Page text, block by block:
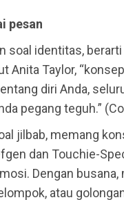
pesan
soal identitas,
Anita Taylor,
diri Anda,
pegang teguh.”
jilbab, memang
dan Touchie-
Dengan
atau